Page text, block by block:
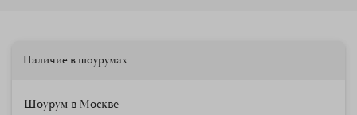
Наличие в шоурумах
Шоурум в Москве